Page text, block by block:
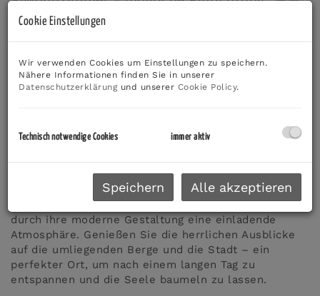
Beschreibung
*** Willkommen in Ihrem neuen Zuhause – einer
wunderschönen Altbauwohnung inmitten der schönen
Diese bezaubernde Wohnung in der ersten Etage
bietet genügend Platz für Familien, Paare oder auch
als Renditeobjekt für Investoren. Mit vier hellen und
freundlichen Zimmern bietet diese Wohnung
ausreichend Platz. Die offene Wohnküche lädt zum
geselligen Kochen und Verweilen ein und schafft
durch ihre moderne Gestaltung eine einladende
Atmosphäre. Genießen Sie die herrlichen Ausblicke
auf die umliegenden Berge und die Stadt – ein
perfekter Ort, um nach einem langen Tag zu
entspannen und die Seele baumeln zu lassen.
Cookie Einstellungen
Wir verwenden Cookies um Einstellungen zu speichern.
Nähere Informationen finden Sie in unserer
Datenschutzerklärungund unserer Cookie Policy.
Technisch notwendige Cookies immer aktiv
Speichern Alle akzeptieren